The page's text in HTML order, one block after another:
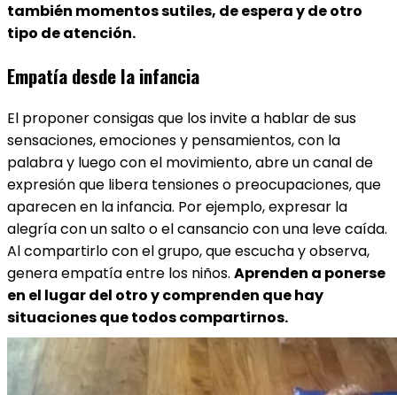
también momentos sutiles, de espera y de otro
tipo de atención.
Empatía desde la infancia
El proponer consigas que los invite a hablar de sus
sensaciones, emociones y pensamientos, con la
palabra y luego con el movimiento, abre un canal de
expresión que libera tensiones o preocupaciones, que
aparecen en la infancia. Por ejemplo, expresar la
alegría con un salto o el cansancio con una leve caída.
Al compartirlo con el grupo, que escucha y observa,
genera empatía entre los niños. Aprenden a ponerse
en el lugar del otro y comprenden que hay
situaciones que todos compartirnos.